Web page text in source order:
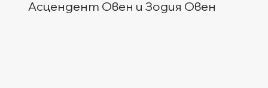
Асцендент Овен и Зодия Овен